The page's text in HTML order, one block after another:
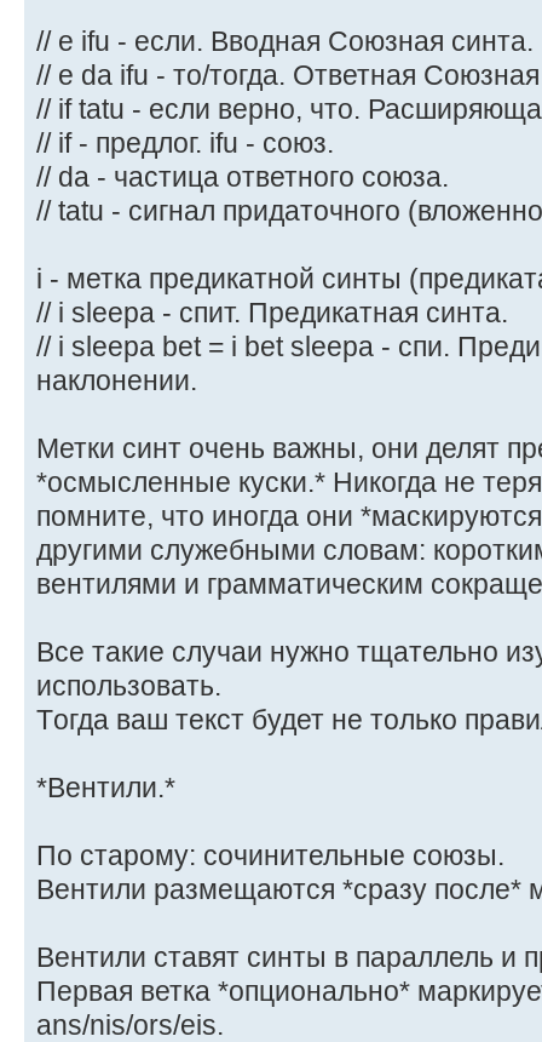
// e ifu - если. Вводная Союзная синта.
// e da ifu - то/тогда. Ответная
// if tatu - если верно, что.
// if - предлог. ifu - союз.
// da - частица ответного союза.
// tatu - сигнал придаточного
i - метка предикатной синты
// i sleepa - спит. Предикатная синта.
// i sleepa bet = i bet sleepа - спи.
наклонении.
Метки синт очень важны, они делят
*осмысленные куски.* Никогда не
помните, что иногда они
другими служебными словам:
вентилями и грамматическим
Все такие случаи нужно тщательно
использовать.
Tогда ваш текст будет не только
*Вентили.*
По старому: сочинительные союзы.
Вентили размещаются *сразу после*
Вентили ставят синты в параллель и
Первая ветка *опционально*
ans/nis/ors/eis.